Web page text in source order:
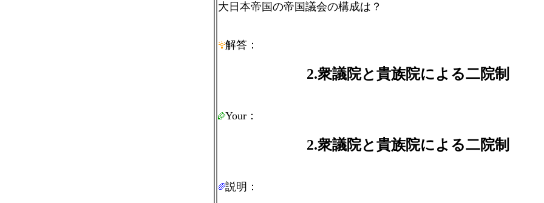
大日本帝国の帝国議会の構成は？
解答：
2.衆議院と貴族院による二院制
Your：
2.衆議院と貴族院による二院制
説明：